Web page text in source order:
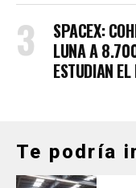
SPACEX:
LUNA A
ESTUDIAN
Te podría